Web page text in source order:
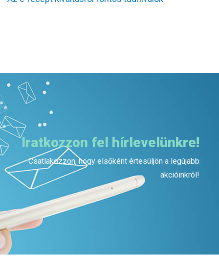
Iratkozzon fel hírlevelünkre!
Csatlakozzon, hogy elsőként értesüljön a legújabb
akcióinkról!